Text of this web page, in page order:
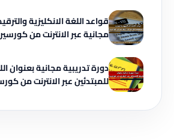
قواعد اللغة الانكليزية
مجانية عبر الانترنت من
دورة تدريبية مجانية بعنوان
للمبتدئين عبر الانترنت من